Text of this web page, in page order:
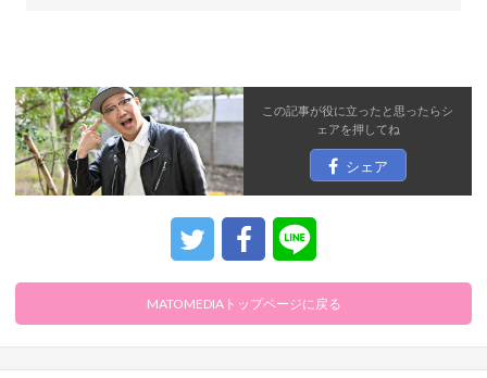
この記事が役に立ったと思ったらシ
ェアを押してね
シェア
MATOMEDIAトップページに戻る